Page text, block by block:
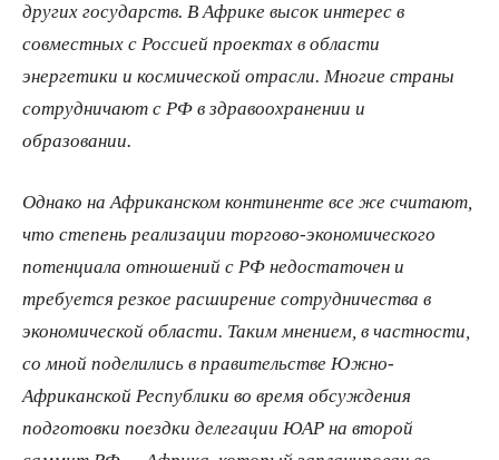
других государств. В Африке высок интерес в
совместных с Россией проектах в области
энергетики и космической отрасли. Многие страны
сотрудничают с РФ в здравоохранении и
образовании.
Однако на Африканском континенте все же считают,
что степень реализации торгово-экономического
потенциала отношений с РФ недостаточен и
требуется резкое расширение сотрудничества в
экономической области. Таким мнением, в частности,
со мной поделились в правительстве Южно-
Африканской Республики во время обсуждения
подготовки поездки делегации ЮАР на второй